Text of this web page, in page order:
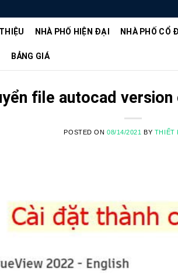
NHÀ PHỐ HIỆN ĐẠI NHÀ PHỐ CỔ
BẢNG GIÁ
file autocad
POSTED ON 08/14/2021 BY THIẾT